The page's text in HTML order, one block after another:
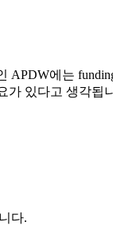
APDW에는
가 있다고 생각됩
다.